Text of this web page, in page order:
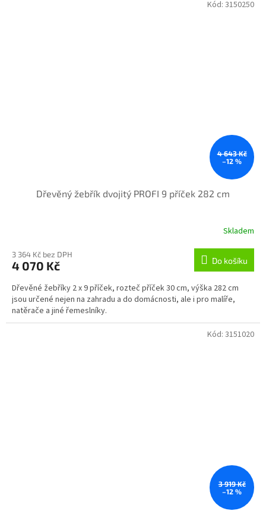
4 643 Kč
–12 %
Dřevěný žebřík dvojitý PROFI 9 příček 282 cm
Skladem
3 364 Kč bez DPH
4 070 Kč Do košíku
Dřevěné žebříky 2 x 9 příček, rozteč příček 30 cm, výška 282 cm
jsou určené nejen na zahradu a do domácnosti, ale i pro malíře,
natěrače a jiné řemeslníky.
Kód: 3150250
3 919 Kč
–12 %
Kód: 3151020